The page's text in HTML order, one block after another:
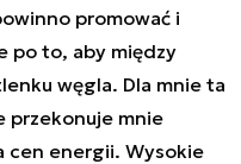
promować i
po to, aby między
węgla. Dla mnie ta
przekonuje mnie
cen energii. Wysokie